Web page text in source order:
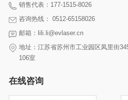
销售代表：177-1515-8026
咨询热线： 0512-65158026
邮箱：lili.li@evlaser.cn
地址：江苏省苏州市工业园区凤里街
106室
在线咨询